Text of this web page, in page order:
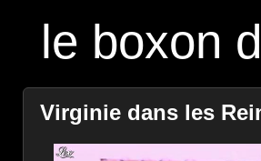
le boxon
Virginie dans les